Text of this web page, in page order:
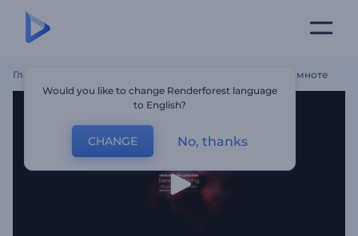
Главная Визуализатор Музыки: Молния В Темноте
Would you like to change Renderforest language
to English?
CHANGE No, thanks